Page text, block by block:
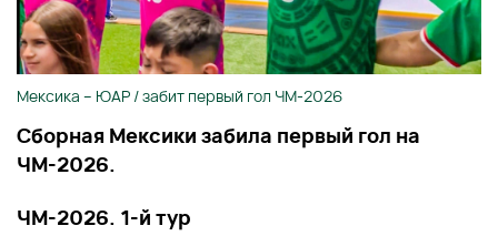
Мексика – ЮАР / забит первый гол ЧМ-2026
Сборная Мексики забила первый гол на
ЧМ-2026.
ЧМ-2026. 1-й тур